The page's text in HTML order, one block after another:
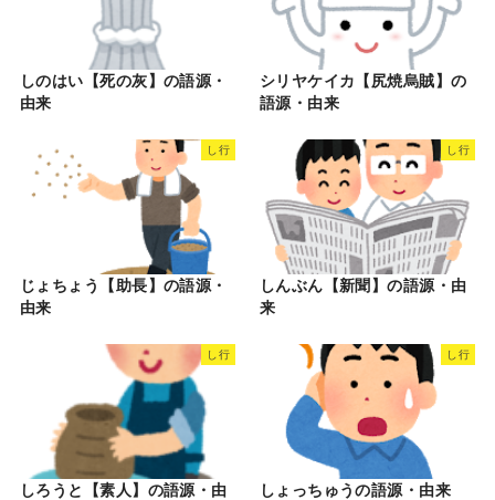
しのはい【死の灰】の語源・
由来
シリヤケイカ【尻焼烏賊】の
語源・由来
し行
じょちょう【助長】の語源・
由来
し行
しんぶん【新聞】の語源・由
来
し行
しろうと【素人】の語源・由
し行
しょっちゅうの語源・由来